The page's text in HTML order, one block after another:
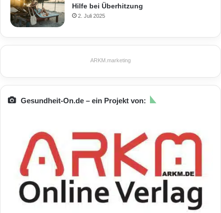
Hilfe bei Überhitzung
2. Juli 2025
ARKM.marketing
Gesundheit-On.de – ein Projekt von: